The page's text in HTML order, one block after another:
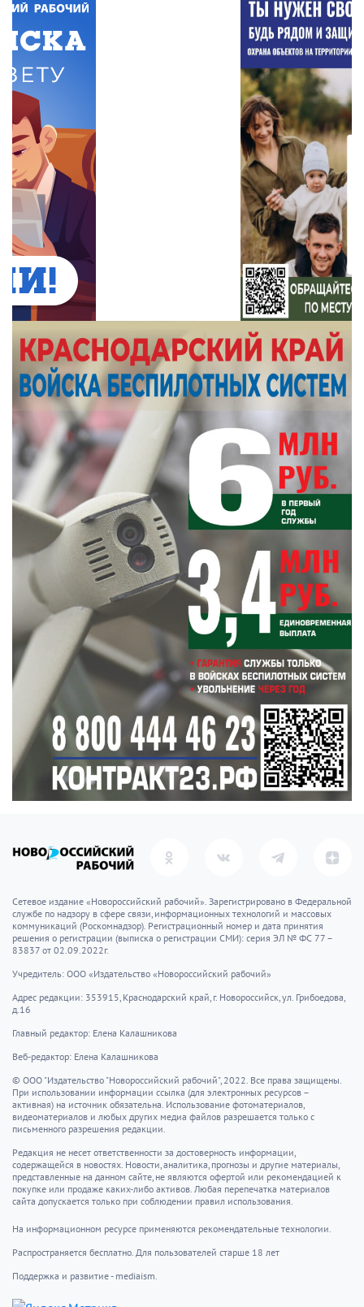
Сетевое издание «Новороссийский рабочий». Зарегистрировано в Федеральной
службе по надзору в сфере связи, информационных технологий и массовых
коммуникаций (Роскомнадзор). Регистрационный номер и дата принятия
решения о регистрации (выписка о регистрации СМИ): серия ЭЛ № ФС 77 –
83837 от 02.09.2022г.
Учредитель: ООО «Издательство «Новороссийский рабочий»
Адрес редакции: 353915, Краснодарский край, г. Новороссийск, ул. Грибоедова,
д.16
Главный редактор: Елена Калашникова
Веб-редактор: Елена Калашникова
© ООО "Издательство "Новороссийский рабочий", 2022. Все права защищены.
При использовании информации ссылка (для электронных ресурсов –
активная) на источник обязательна. Использование фотоматериалов,
видеоматериалов и любых других медиа файлов разрешается только с
письменного разрешения редакции.
Редакция не несет ответственности за достоверность информации,
содержащейся в новостях. Новости, аналитика, прогнозы и другие материалы,
представленные на данном сайте, не являются офертой или рекомендацией к
покупке или продаже каких-либо активов. Любая перепечатка материалов
сайта допускается только при соблюдении правил использования.
На информационном ресурсе применяются рекомендательные технологии.
Распространяется бесплатно. Для пользователей старше 18 лет
Поддержка и развитие - mediaism.